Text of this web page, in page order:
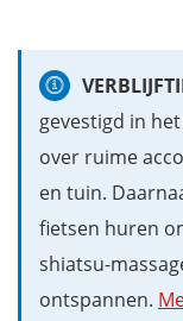
gevestigd in
over ruime
en tuin.
fietsen huren
shiatsu-
ontspannen.